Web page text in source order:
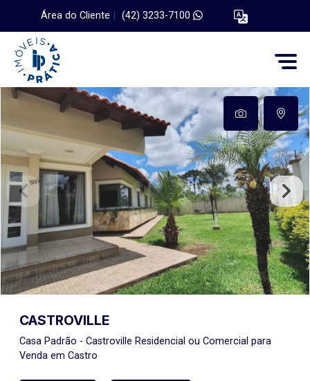
Área do Cliente (42) 3233-7100
CASTROVILLE
Casa Padrão - Castroville Residencial ou Comercial para
Venda em Castro